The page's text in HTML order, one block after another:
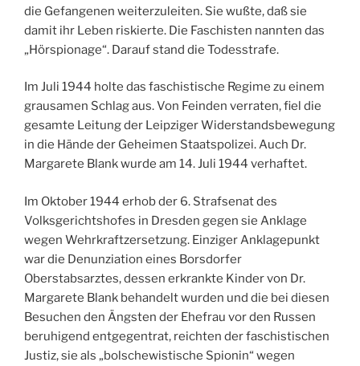
die Gefangenen weiterzuleiten. Sie wußte, daß sie
damit ihr Leben riskierte. Die Faschisten nannten das
„Hörspionage“. Darauf stand die Todesstrafe.
Im Juli 1944 holte das faschistische Regime zu einem
grausamen Schlag aus. Von Feinden verraten, fiel die
gesamte Leitung der Leipziger Widerstandsbewegung
in die Hände der Geheimen Staatspolizei. Auch Dr.
Margarete Blank wurde am 14. Juli 1944 verhaftet.
Im Oktober 1944 erhob der 6. Strafsenat des
Volksgerichtshofes in Dresden gegen sie Anklage
wegen Wehrkraftzersetzung. Einziger Anklagepunkt
war die Denunziation eines Borsdorfer
Oberstabsarztes, dessen erkrankte Kinder von Dr.
Margarete Blank behandelt wurden und die bei diesen
Besuchen den Ängsten der Ehefrau vor den Russen
beruhigend entgegentrat, reichten der faschistischen
Justiz, sie als „bolschewistische Spionin“ wegen